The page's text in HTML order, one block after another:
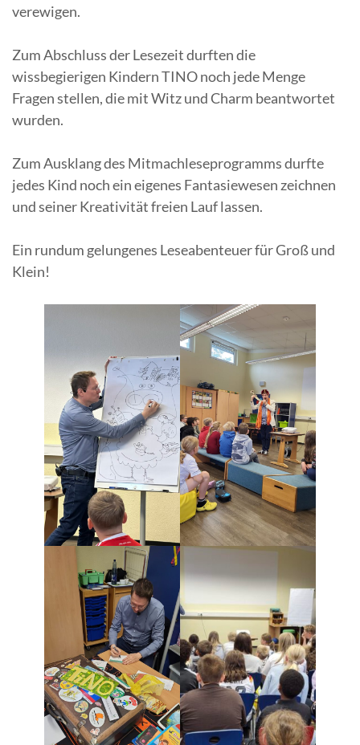
verewigen.
Zum Abschluss der Lesezeit durften die
wissbegierigen Kindern TINO noch jede Menge
Fragen stellen, die mit Witz und Charm beantwortet
wurden.
Zum Ausklang des Mitmachleseprogramms durfte
jedes Kind noch ein eigenes Fantasiewesen zeichnen
und seiner Kreativität freien Lauf lassen.
Ein rundum gelungenes Leseabenteuer für Groß und
Klein!